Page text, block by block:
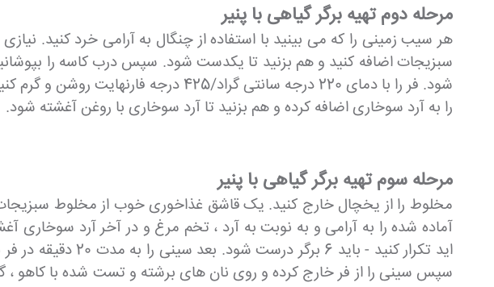
مرحله دوم تهیه برگر گیاهی با پنیر
هر سیب زمینی را که می بینید با استفاده از چنگال به آرامی خرد کنید.
سبزیجات اضافه کنید و هم بزنید تا یکدست شود. سپس درب کاسه را
را به آرد سوخاری اضافه کرده و هم بزنید تا آرد سوخاری با روغن آغشته شود.
مرحله سوم تهیه برگر گیاهی با پنیر
مخلوط را از یخچال خارج کنید. یک قاشق غذاخوری خوب از مخلوط
آماده شده را به آرامی و به نوبت به آرد ، تخم مرغ و در آخر آرد سوخاری
اید تکرار کنید -
سپس سینی را از فر خارج کرده و روی نان های برشته و تست شده با کاهو